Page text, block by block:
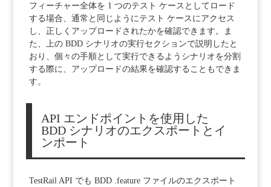
フィーチャー全体を 1 つのテスト ケースとしてロード
する場合、通常と同じようにテスト ケースにアクセス
し、正しくアップロードされたかを確認できます。ま
た、上の BDD シナリオの実行セクションで説明したと
おり、個々の手順として実行できるようシナリオを分割
する際に、アップロードの結果を確認することもできま
す。
API エンドポイントを使用した
BDD シナリオのエクスポートとイ
ンポート
TestRail API でも BDD .feature ファイルのエクスポート